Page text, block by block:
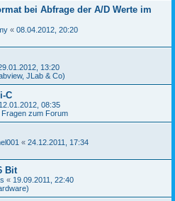
bei Abfrage der A/D Werte im
« 08.04.2012, 20:20
13:20
JLab & Co)
C
12.01.2012, 08:35
zum Forum
« 24.12.2011, 17:34
Bit
« 19.09.2011, 22:40